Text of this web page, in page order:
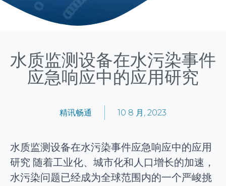
水质监测设备在水污染事件
应急响应中的应用研究
精讯畅通 10 8 月, 2023
水质监测设备在水污染事件应急响应中的应用
研究 随着工业化、城市化和人口增长的加速，
水污染问题已经成为全球范围内的一个严峻挑